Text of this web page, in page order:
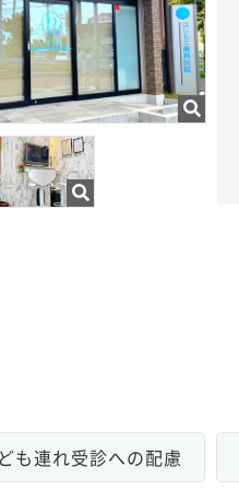
も連れ受診への配慮